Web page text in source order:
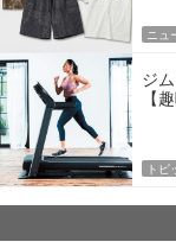
ニュ
ジ
【
トピ